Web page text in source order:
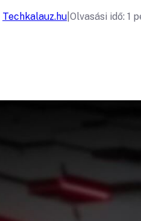
Techkalauz.hu Olvasási idő: 1